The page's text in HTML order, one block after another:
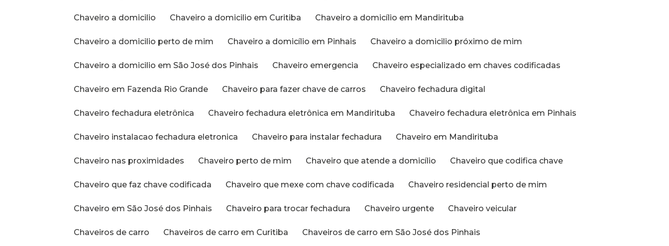
Chaveiro a domicilio Chaveiro a domicilio em Curitiba Chaveiro a domicílio em Mandirituba
Chaveiro a domicilio perto de mim Chaveiro a domicílio em Pinhais Chaveiro a domicilio próximo de mim
Chaveiro a domicilio em São José dos Pinhais Chaveiro emergencia Chaveiro especializado em chaves codificadas
Chaveiro em Fazenda Rio Grande Chaveiro para fazer chave de carros Chaveiro fechadura digital
Chaveiro fechadura eletrônica Chaveiro fechadura eletrônica em Mandirituba Chaveiro fechadura eletrônica em Pinhais
Chaveiro instalacao fechadura eletronica Chaveiro para instalar fechadura Chaveiro em Mandirituba
Chaveiro nas proximidades Chaveiro perto de mim Chaveiro que atende a domicílio Chaveiro que codifica chave
Chaveiro que faz chave codificada Chaveiro que mexe com chave codificada Chaveiro residencial perto de mim
Chaveiro em São José dos Pinhais Chaveiro para trocar fechadura Chaveiro urgente Chaveiro veicular
Chaveiros de carro Chaveiros de carro em Curitiba Chaveiros de carro em São José dos Pinhais